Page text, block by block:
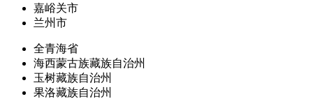
嘉峪关市
兰州市
全青海省
海西蒙古族藏族自治州
玉树藏族自治州
果洛藏族自治州